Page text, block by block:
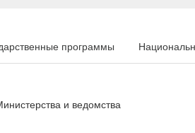
программы
и ведомства